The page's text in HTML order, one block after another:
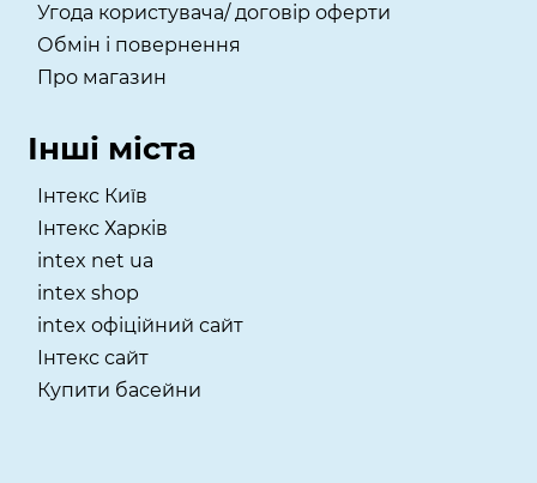
Угода користувача/ договір оферти
Обмін і повернення
Про магазин
Інші міста
Інтекс Київ
​Інтекс Харків
intex net ua
intex shop
intex офіційний сайт
Інтекс сайт
Купити басейни